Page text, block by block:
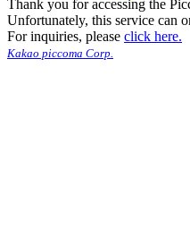
Thank you for accessing the
Unfortunately, this service can
For inquiries, please click here.
Kakao piccoma Corp.